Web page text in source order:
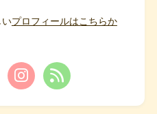
いプロフィールはこちらか